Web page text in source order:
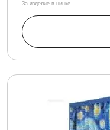
За изделие в цинке